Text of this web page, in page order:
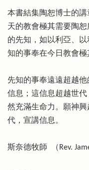
本書結集陶恕博士的
天的教會極其需要陶
的先知，如以利亞、
知的事奉在今日教會極
先知的事奉遠遠超越
信息；這信息超越世
然充滿生命力。願神
代，宣講信息。
斯奈德牧師 （Rev.